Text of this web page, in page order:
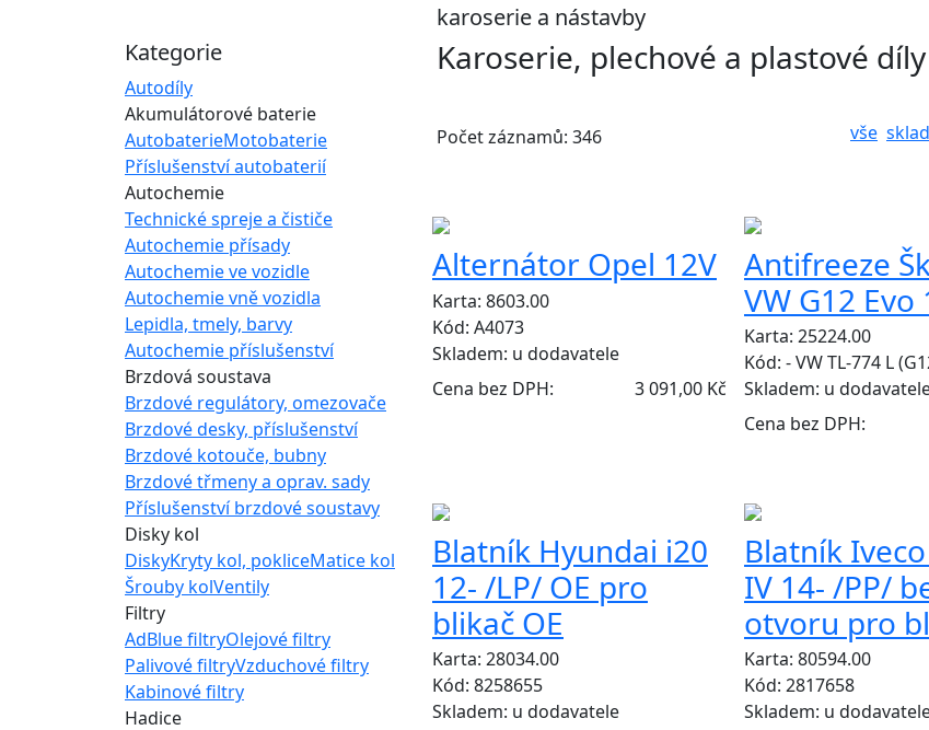
Kategorie
Autodíly
Akumulátorové baterie
AutobaterieMotobaterie
Příslušenství autobaterií
Autochemie
Technické spreje a čističe
Autochemie přísady
Autochemie ve vozidle
Autochemie vně vozidla
Lepidla, tmely, barvy
Autochemie příslušenství
Brzdová soustava
Brzdové regulátory, omezovače
Brzdové desky, příslušenství
Brzdové kotouče, bubny
Brzdové třmeny a oprav. sady
Příslušenství brzdové soustavy
Disky kol
DiskyKryty kol, pokliceMatice kol
Šrouby kolVentily
Filtry
AdBlue filtryOlejové filtry
Palivové filtryVzduchové filtry
Kabinové filtry
Hadice
karoserie a nástavby
Karoserie, plechové a plastové díly
Počet záznamů: 346 vše
Alternátor Opel 12V
Karta: 8603.00
Kód: A4073
Skladem: u dodavatele
Cena bez DPH:
3 091,00 Kč
Antifreeze
VW G12 Evo
Karta: 25224.00
Kód: - VW TL-774 L
Skladem: u
Cena bez DPH:
Blatník Hyundai i20
12- /LP/ OE pro
blikač OE
Karta: 28034.00
Kód: 8258655
Skladem: u dodavatele
Blatník
IV 14- /PP/
otvoru pro
Karta: 80594.00
Kód: 2817658
Skladem: u